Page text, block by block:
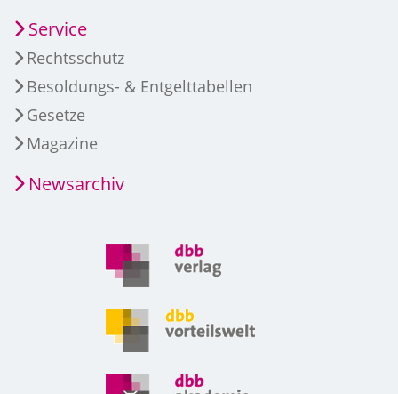
Service
Rechtsschutz
Besoldungs- & Entgelttabellen
Gesetze
Magazine
Newsarchiv